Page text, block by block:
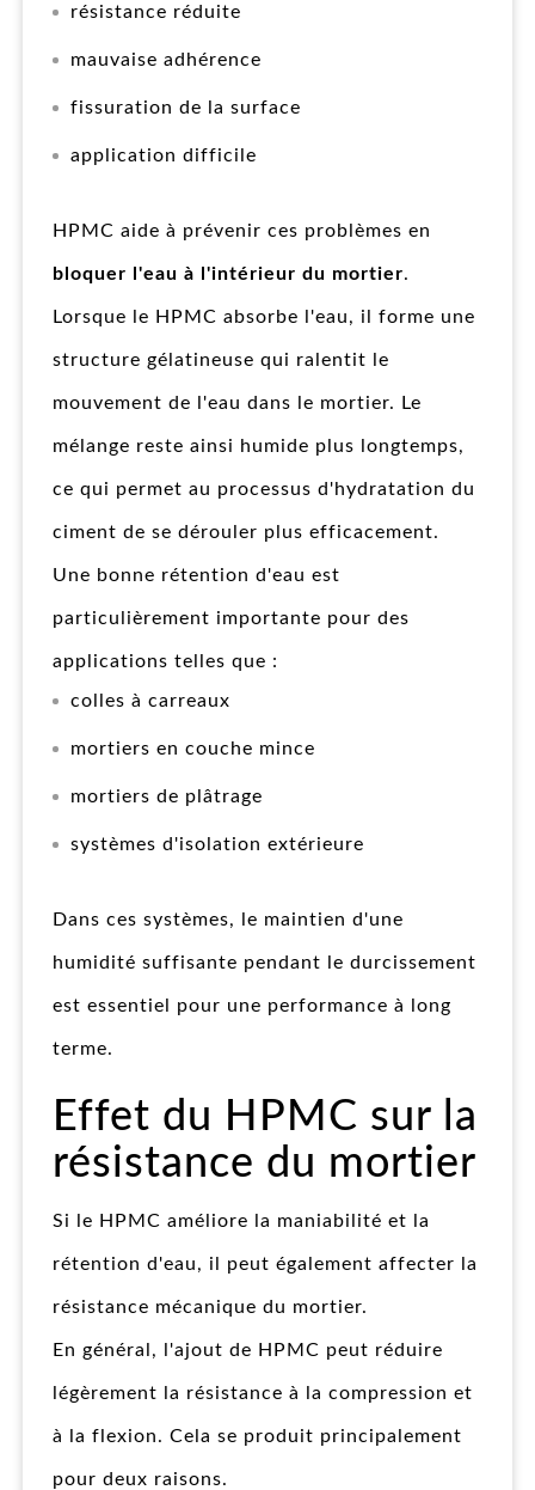
résistance réduite
mauvaise adhérence
fissuration de la surface
application difficile
HPMC aide à prévenir ces problèmes en
bloquer l'eau à l'intérieur du mortier.
Lorsque le HPMC absorbe l'eau, il forme une
structure gélatineuse qui ralentit le
mouvement de l'eau dans le mortier. Le
mélange reste ainsi humide plus longtemps,
ce qui permet au processus d'hydratation du
ciment de se dérouler plus efficacement.
Une bonne rétention d'eau est
particulièrement importante pour des
applications telles que :
colles à carreaux
mortiers en couche mince
mortiers de plâtrage
systèmes d'isolation extérieure
Dans ces systèmes, le maintien d'une
humidité suffisante pendant le durcissement
est essentiel pour une performance à long
terme.
Effet du HPMC sur la
résistance du mortier
Si le HPMC améliore la maniabilité et la
rétention d'eau, il peut également affecter la
résistance mécanique du mortier.
En général, l'ajout de HPMC peut réduire
légèrement la résistance à la compression et
à la flexion. Cela se produit principalement
pour deux raisons.